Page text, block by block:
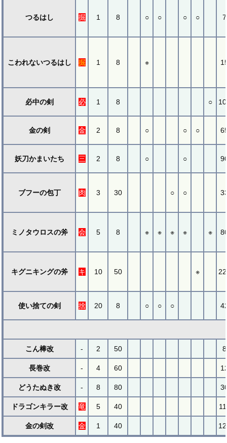
つるはし 掘 1 8 ○ ○ ○ ○
こわれないつるはし 掘 1 8 ※
必中の剣 必 1 8 ○
金の剣 金 2 8 ○ ○ ○
妖刀かまいたち 三 2 8 ○ ○
ブフーの包丁 肉 3 30 ○ ○
ミノタウロスの斧 会 5 8 ※ ※ ※ ※ ※
キグニキングの斧 キ 10 50 ※
使い捨ての剣 捨 20 8 ○ ○ ○
こん棒改 - 2 50
長巻改 - 4 60
どうたぬき改 - 8 80
ドラゴンキラー改 竜 5 40
金の剣改 金 1 40